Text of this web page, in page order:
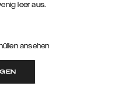
leer aus.
ansehen